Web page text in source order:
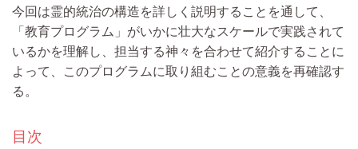
今回は霊的統治の構造を詳しく説明することを通して、
「教育プログラム」がいかに壮大なスケールで実践されて
いるかを理解し、担当する神々を合わせて紹介することに
よって、このプログラムに取り組むことの意義を再確認す
る。
目次